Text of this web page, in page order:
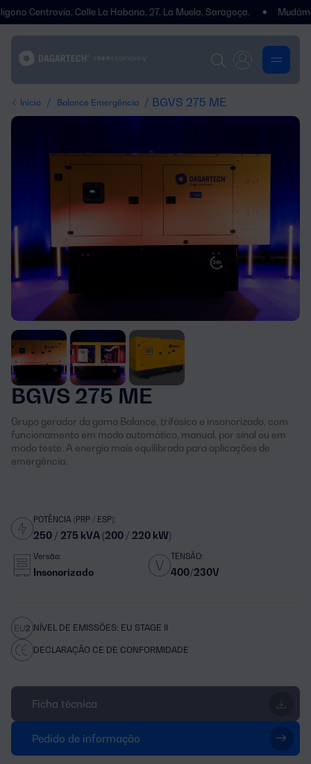
Calle La Habana, 27, La Muela, Saragoça. Mudámos de
Início / Balance Emergência / BGVS 275 ME
BGVS 275 ME
Grupo gerador da gama Balance, trifásico e insonorizado, com
funcionamento em modo automático, manual, por sinal ou em
modo teste. A energia mais equilibrada para aplicações de
emergência.
POTÊNCIA (PRP / ESP):
250 / 275 kVA (200 / 220 kW)
Versão:
Insonorizado
TENSÃO:
400/230V
NÍVEL DE EMISSÕES: EU STAGE II
DECLARAÇÃO CE DE CONFORMIDADE
Ficha técnica
Pedido de informação